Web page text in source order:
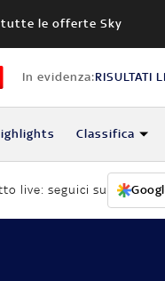
tutte le offerte Sky
In evidenza:RISULTATI
Classifica
live: seguici su